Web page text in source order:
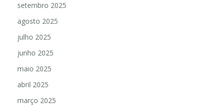
setembro 2025
agosto 2025
julho 2025
junho 2025
maio 2025
abril 2025
março 2025